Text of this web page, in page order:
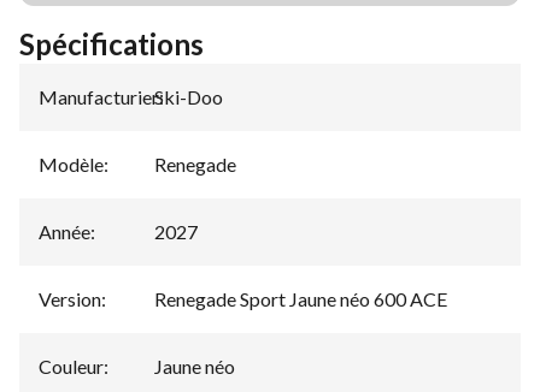
Spécifications
Manufacturier:
Ski-Doo
Modèle: Renegade
Année: 2027
Version: Renegade Sport Jaune néo 600 ACE
Couleur: Jaune néo